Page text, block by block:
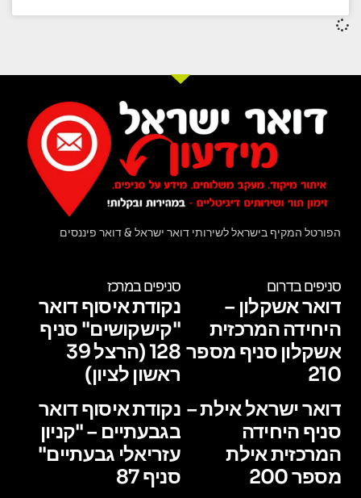
הפורטל המקיף בישראל לשירותי דואר ישראל & דואר פיננסים
סניפים בדרום
דואר אשקלון –
היחידה המרכזית
אשקלון סניף מספר
210
דואר ישראל אילת –
סניף היחידה
המרכזית אילת
מספר 200
סניפים במרכז
נקודת איסוף דואר
"קישקושים" סניף
128 (הרצל 39
ראשון לציון)
נקודת איסוף דואר
בגבעתיים – "קניון
עזריאלי גבעתיים"
סניף 87